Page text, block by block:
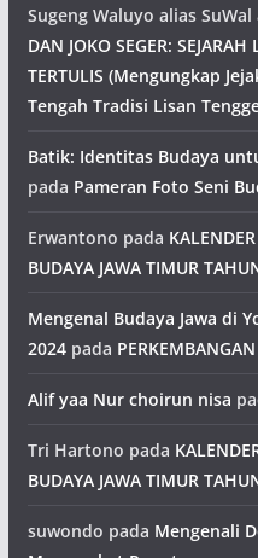
Sugeng Waluyo alias SuWal
DAN JOKO SEGER:
TERTULIS (Mengungkap
Tengah Tradisi Lisan
Batik: Identitas Budaya
pada Pameran Foto Seni
Erwantono pada
BUDAYA JAWA TIMUR
Mengenal Budaya Jawa di
2024pada
Alif yaa Nur choirun nisa
Tri Hartono pada
BUDAYA JAWA TIMUR
suwondo pada Mengenali